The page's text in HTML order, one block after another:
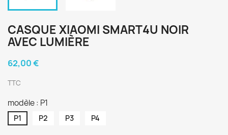
CASQUE XIAOMI SMART4U NOIR
AVEC LUMIÈRE
62,00 €
TTC
modèle : P1
P1 P2 P3 P4